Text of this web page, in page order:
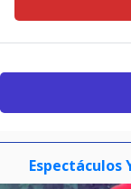
Espectáculos